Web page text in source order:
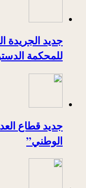
جديد الجريدة
للمحكمة
جديد قطاع
الوطني”